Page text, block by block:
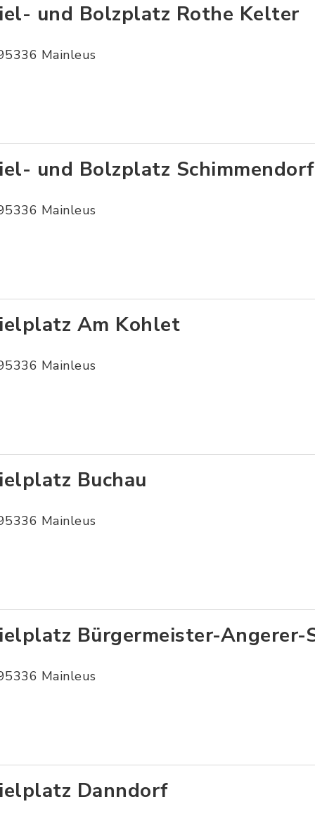
und Bolzplatz Rothe Kelter
Mainleus
und Bolzplatz Schimmendorf
Mainleus
Am Kohlet
Mainleus
Buchau
Mainleus
Bürgermeister-Angerer-
Mainleus
Danndorf